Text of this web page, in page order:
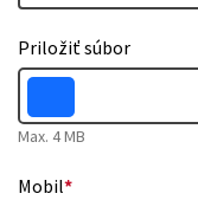
Priložiť súbor
Max. 4 MB
Mobil*